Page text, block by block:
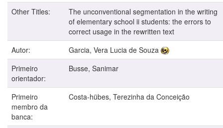
Other Titles:
The unconventional segmentation in the writing
of elementary school ii students: the errors to
correct usage in the rewritten text
Autor:
Garcia, Vera Lucia de Souza
Primeiro
orientador:
Busse, Sanimar
Primeiro
membro da
banca:
Costa-hübes, Terezinha da Conceição